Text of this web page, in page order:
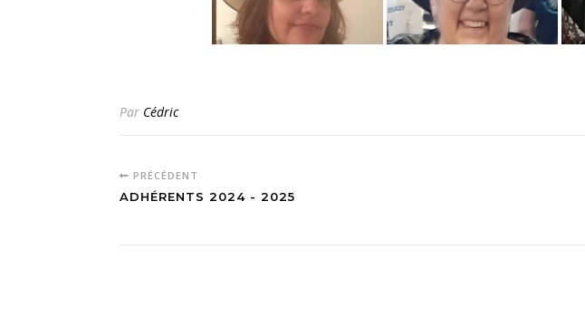
Par Cédric
PRÉCÉDENT
ADHÉRENTS 2024 - 2025